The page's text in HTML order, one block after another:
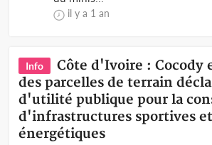
il y a 1 an
Info
Côte d'Ivoire : Cocody
des parcelles de terrain
d'utilité publique pour la
d'infrastructures sportives et
énergétiques